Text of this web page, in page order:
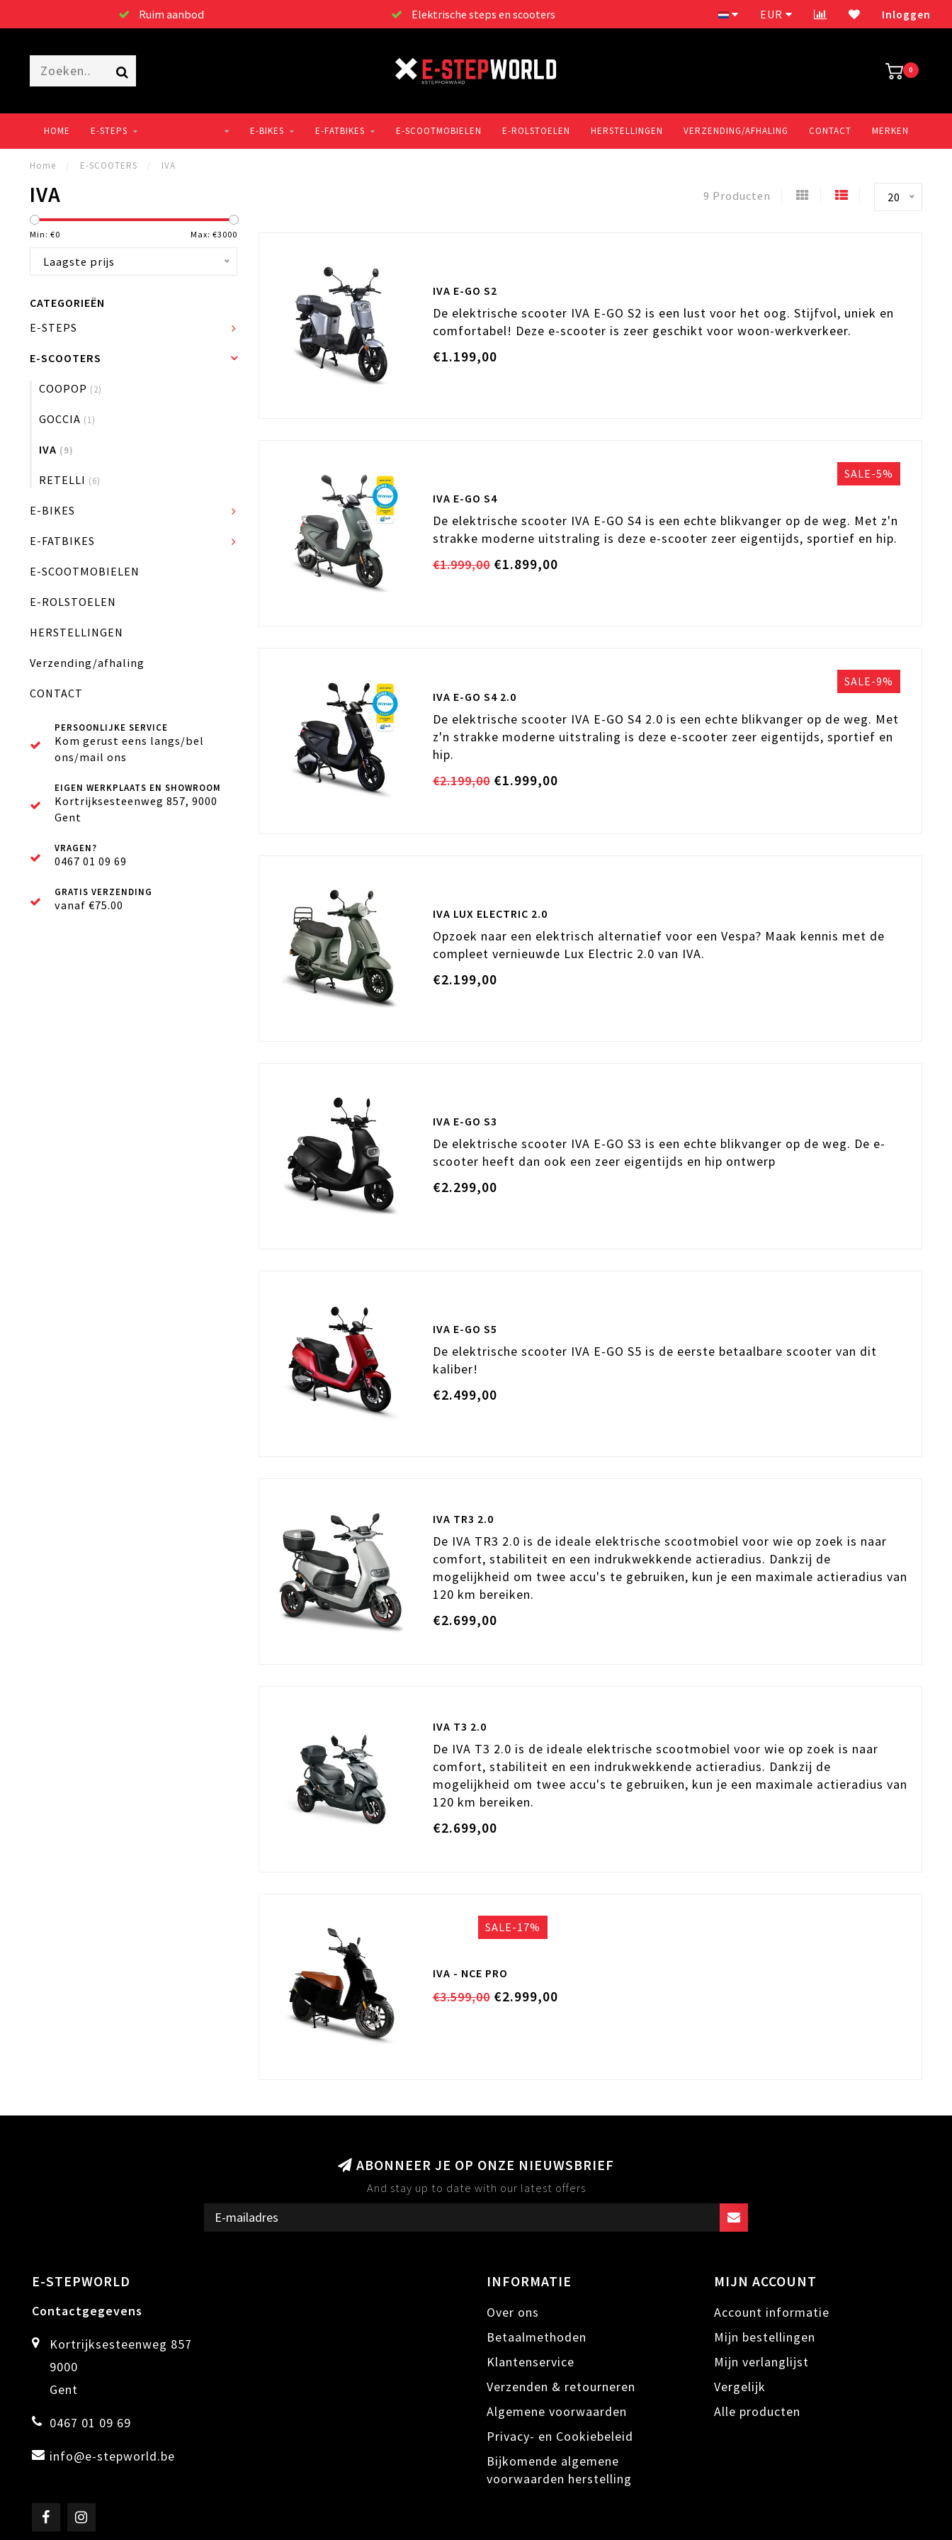
Ruim aanbod Elektrische steps en scooters Elektrische fietsen
EUR Inloggen
0
HOME E-STEPS E-BIKES E-FATBIKES E-SCOOTMOBIELEN E-ROLSTOELEN HERSTELLINGEN VERZENDING/AFHALING CONTACT MERKEN
Home / E-SCOOTERS / IVA
IVA 9 Producten 20
Min: €0 Max: €3000
Laagste prijs
CATEGORIEËN
E-STEPS
E-SCOOTERS
COOPOP (2)
GOCCIA (1)
IVA (9)
RETELLI (6)
E-BIKES
E-FATBIKES
E-SCOOTMOBIELEN
E-ROLSTOELEN
HERSTELLINGEN
Verzending/afhaling
CONTACT
PERSOONLIJKE SERVICE
Kom gerust eens langs/bel
ons/mail ons
EIGEN WERKPLAATS EN SHOWROOM
Kortrijksesteenweg 857, 9000
Gent
VRAGEN?
0467 01 09 69
GRATIS VERZENDING
vanaf €75.00
IVA E-GO S2
De elektrische scooter IVA E-GO S2 is een lust voor het oog. Stijfvol, uniek en
comfortabel! Deze e-scooter is zeer geschikt voor woon-werkverkeer.
€1.199,00
SALE-5%
IVA E-GO S4
De elektrische scooter IVA E-GO S4 is een echte blikvanger op de weg. Met z'n
strakke moderne uitstraling is deze e-scooter zeer eigentijds, sportief en hip.
€1.999,00€1.899,00
SALE-9%
IVA E-GO S4 2.0
De elektrische scooter IVA E-GO S4 2.0 is een echte blikvanger op de weg. Met
z'n strakke moderne uitstraling is deze e-scooter zeer eigentijds, sportief en
hip.
€2.199,00€1.999,00
IVA LUX ELECTRIC 2.0
Opzoek naar een elektrisch alternatief voor een Vespa? Maak kennis met de
compleet vernieuwde Lux Electric 2.0 van IVA.
€2.199,00
IVA E-GO S3
De elektrische scooter IVA E-GO S3 is een echte blikvanger op de weg. De e-
scooter heeft dan ook een zeer eigentijds en hip ontwerp
€2.299,00
IVA E-GO S5
De elektrische scooter IVA E-GO S5 is de eerste betaalbare scooter van dit
kaliber!
€2.499,00
IVA TR3 2.0
De IVA TR3 2.0 is de ideale elektrische scootmobiel voor wie op zoek is naar
comfort, stabiliteit en een indrukwekkende actieradius. Dankzij de
mogelijkheid om twee accu's te gebruiken, kun je een maximale actieradius van
120 km bereiken.
€2.699,00
IVA T3 2.0
De IVA T3 2.0 is de ideale elektrische scootmobiel voor wie op zoek is naar
comfort, stabiliteit en een indrukwekkende actieradius. Dankzij de
mogelijkheid om twee accu's te gebruiken, kun je een maximale actieradius van
120 km bereiken.
€2.699,00
SALE-17%
IVA - NCE PRO
€3.599,00€2.999,00
ABONNEER JE OP ONZE NIEUWSBRIEF
And stay up to date with our latest offers
E-STEPWORLD
Contactgegevens
Kortrijksesteenweg 857
9000
Gent
0467 01 09 69
info@e-stepworld.be
INFORMATIE
Over ons
Betaalmethoden
Klantenservice
Verzenden & retourneren
Algemene voorwaarden
Privacy- en Cookiebeleid
Bijkomende algemene
voorwaarden herstelling
MIJN ACCOUNT
Account informatie
Mijn bestellingen
Mijn verlanglijst
Vergelijk
Alle producten